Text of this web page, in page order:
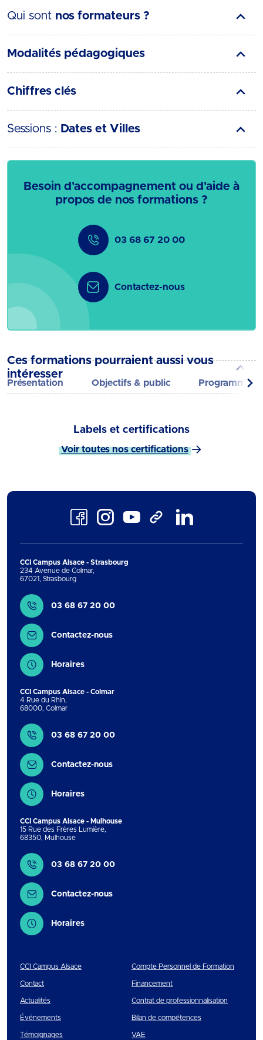
Présentation Objectifs & public Programme
Qui sont nos formateurs ?
Modalités pédagogiques
Chiffres clés
Sessions : Dates et Villes
Besoin d'accompagnement ou d'aide à
propos de nos formations ?
03 68 67 20 00
Contactez-nous
Ces formations pourraient aussi vous
intéresser
Labels et certifications
Voir toutes nos certifications
FacebookInstagramYoutube TikTok
CCI Campus Alsace - Strasbourg
234 Avenue de Colmar,
67021, Strasbourg
Contact
03 68 67 20 00
Contactez-nous
Horaires
CCI Campus Alsace - Colmar
4 Rue du Rhin,
68000, Colmar
Contact
03 68 67 20 00
Contactez-nous
Horaires
CCI Campus Alsace - Mulhouse
15 Rue des Frères Lumière,
68350, Mulhouse
Contact
03 68 67 20 00
Contactez-nous
Horaires
CCI Campus Alsace
Contact
Actualités
Événements
Témoignages
Compte Personnel de Formation
Financement
Contrat de professionnalisation
Bilan de compétences
VAE